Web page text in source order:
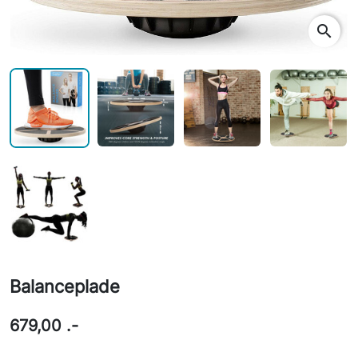
search
Balanceplade
679,00 .-